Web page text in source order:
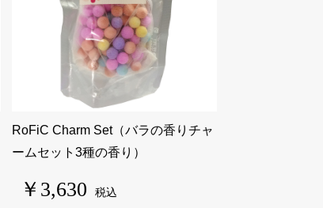
RoFiC Charm Set（バラの香りチャ
ームセット3種の香り）
￥3,630 税込